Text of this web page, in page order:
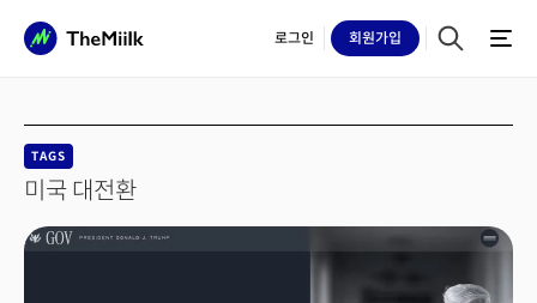
로그인 회원가입
TAGS
미국 대전환